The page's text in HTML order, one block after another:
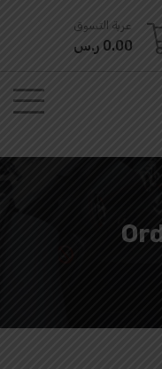
عربة التسوق
0.00 ر.س